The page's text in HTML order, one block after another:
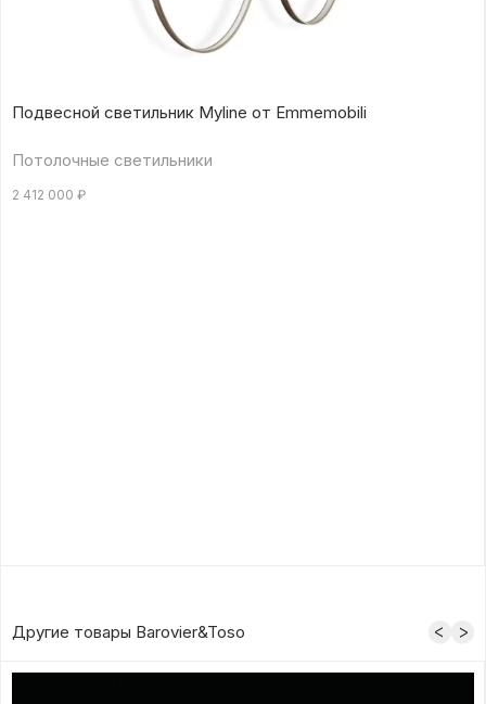
Подвесной светильник Myline от Emmemobili
Потолочные светильники
2 412 000 ₽
Другие товары Barovier&Toso